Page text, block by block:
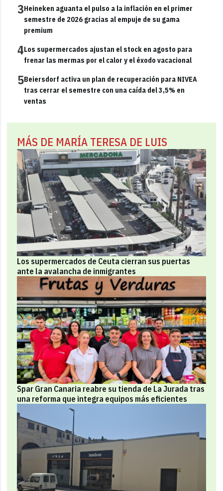
3Heineken aguanta el pulso a la inflación en el primer
semestre de 2026 gracias al empuje de su gama
premium
4Los supermercados ajustan el stock en agosto para
frenar las mermas por el calor y el éxodo vacacional
5Beiersdorf activa un plan de recuperación para NIVEA
tras cerrar el semestre con una caída del 3,5% en
ventas
MÁS DE MARÍA TERESA DE LUIS
Los supermercados de Ceuta cierran sus puertas
ante la avalancha de inmigrantes
Spar Gran Canaria reabre su tienda de La Jurada tras
una reforma que integra equipos más eficientes